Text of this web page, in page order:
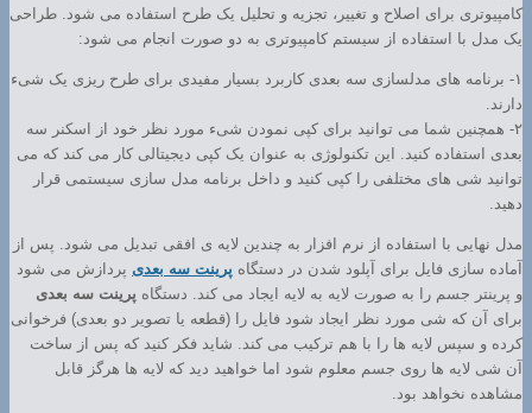
کامپیوتری برای اصلاح و تغییر، تجزیه و تحلیل یک طرح استفاده می شود. طراحی
یک مدل با استفاده از سیستم کامپیوتری به دو صورت انجام می شود:
۱- برنامه های مدلسازی سه بعدی کاربرد بسیار مفیدی برای طرح ریزی یک شیء
دارند.
۲- همچنین شما می توانید برای کپی نمودن شیء مورد نظر خود از اسکنر سه
بعدی استفاده کنید. این تکنولوژی به عنوان یک کپی دیجیتالی کار می کند که می
توانید شی های مختلفی را کپی کنید و داخل برنامه مدل سازی سیستمی قرار
دهید.
مدل نهایی با استفاده از نرم افزار به چندین لایه ی افقی تبدیل می شود. پس از
آماده سازی فایل برای آپلود شدن در دستگاه پرینت سه بعدی پردازش می شود
و پرینتر جسم را به صورت لایه به لایه ایجاد می کند. دستگاه پرینت سه بعدی
برای آن که شی مورد نظر ایجاد شود فایل را (قطعه یا تصویر دو بعدی) فرخوانی
کرده و سپس لایه ها را با هم ترکیب می کند. شاید فکر کنید که پس از ساخت
آن شی لایه ها روی جسم معلوم شود اما خواهید دید که لایه ها هرگز قابل
مشاهده نخواهد بود.